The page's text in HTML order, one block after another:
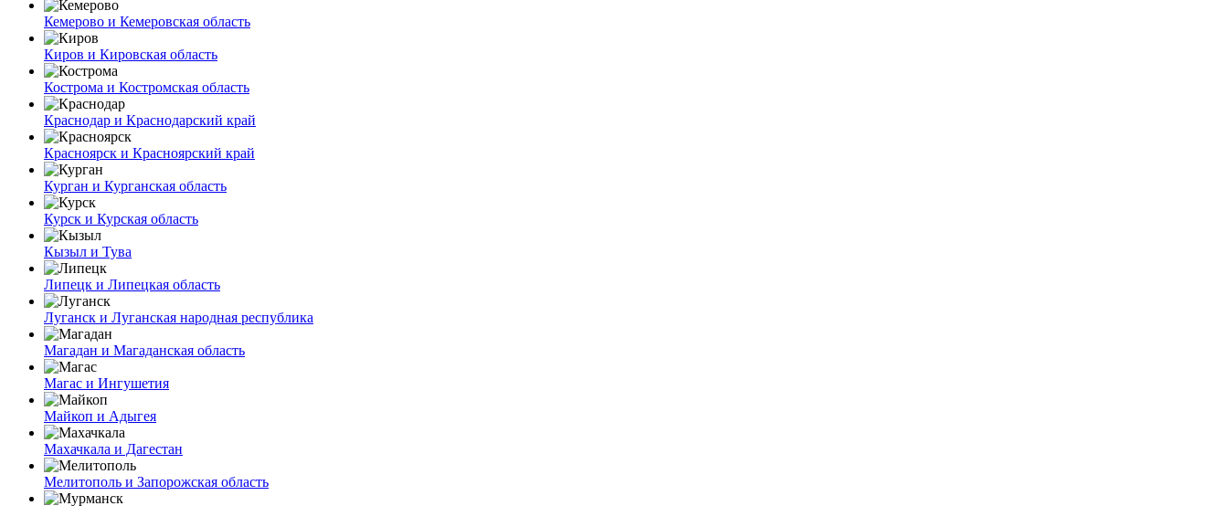
Кемерово и Кемеровская область
Киров и Кировская область
Кострома и Костромская область
Краснодар и Краснодарский край
Красноярск и Красноярский край
Курган и Курганская область
Курск и Курская область
Кызыл и Тува
Липецк и Липецкая область
Луганск и Луганская народная республика
Магадан и Магаданская область
Магас и Ингушетия
Майкоп и Адыгея
Махачкала и Дагестан
Мелитополь и Запорожская область